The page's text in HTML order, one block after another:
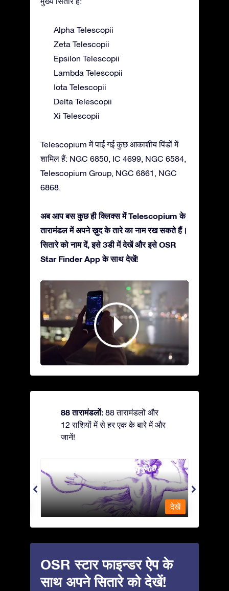
Alpha Telescopii
Zeta Telescopii
Epsilon Telescopii
Lambda Telescopii
Iota Telescopii
Delta Telescopii
Xi Telescopii
Telescopium में पाई गई कुछ आकाशीय पिंडों में
शामिल हैं: NGC 6850, IC 4699, NGC 6584,
Telescopium Group, NGC 6861, NGC
6868.
अब आप बस कुछ ही क्लिक्स में Telescopium के
तारामंडल में अपने ख़ुद के तारे का नाम रख सकते हैं।
सितारे को नाम दें, इसे 3डी में देखें और इसे OSR
Star Finder App के साथ देखें!
88 तारामंडलों: 88 तारामंडलों और
12 राशियों में से हर एक के बारे में और
जानें!
Andromeda - ज़ंजीर में जकड़ी कुँवारी कन्या
देखें
OSR स्टार फाइन्डर ऐप के
साथ अपने सितारे को देखें!